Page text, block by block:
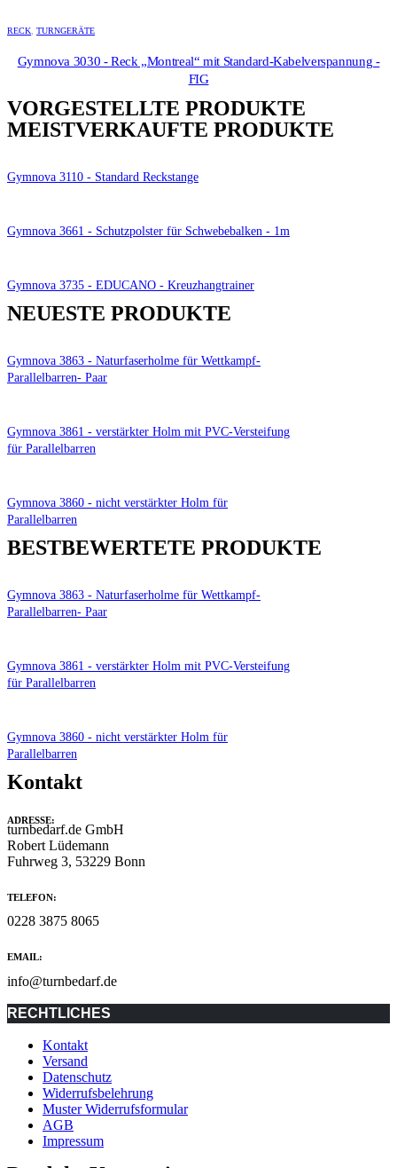
RECK, TURNGERÄTE
Gymnova 3030 - Reck „Montreal“ mit Standard-Kabelverspannung -
FIG
VORGESTELLTE PRODUKTE
MEISTVERKAUFTE PRODUKTE
Gymnova 3110 - Standard Reckstange
Gymnova 3661 - Schutzpolster für Schwebebalken - 1m
Gymnova 3735 - EDUCANO - Kreuzhangtrainer
NEUESTE PRODUKTE
Gymnova 3863 - Naturfaserholme für Wettkampf-
Parallelbarren- Paar
Gymnova 3861 - verstärkter Holm mit PVC-Versteifung
für Parallelbarren
Gymnova 3860 - nicht verstärkter Holm für
Parallelbarren
BESTBEWERTETE PRODUKTE
Gymnova 3863 - Naturfaserholme für Wettkampf-
Parallelbarren- Paar
Gymnova 3861 - verstärkter Holm mit PVC-Versteifung
für Parallelbarren
Gymnova 3860 - nicht verstärkter Holm für
Parallelbarren
Kontakt
ADRESSE:
turnbedarf.de GmbH
Robert Lüdemann
Fuhrweg 3, 53229 Bonn
TELEFON:
0228 3875 8065
EMAIL:
info@turnbedarf.de
RECHTLICHES
Kontakt
Versand
Datenschutz
Widerrufsbelehrung
Muster Widerrufsformular
AGB
Impressum